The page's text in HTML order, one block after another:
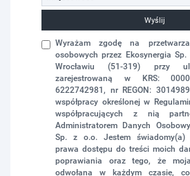
Wyślij
Wyrażam zgodę na
osobowych przez Ekosynergia
Wrocławiu (51-319) przy
zarejestrowaną w KRS:
6222742981, nr REGON:
współpracy określonej w
współpracujących z nią
Administratorem Danych
Sp. z o.o. Jestem świadomy(a)
prawa dostępu do treści moich
poprawiania oraz tego, że
odwołana w każdym czasie,